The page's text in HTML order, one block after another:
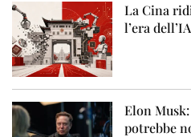
La Cina
l’era dell’IA
Elon
potrebbe